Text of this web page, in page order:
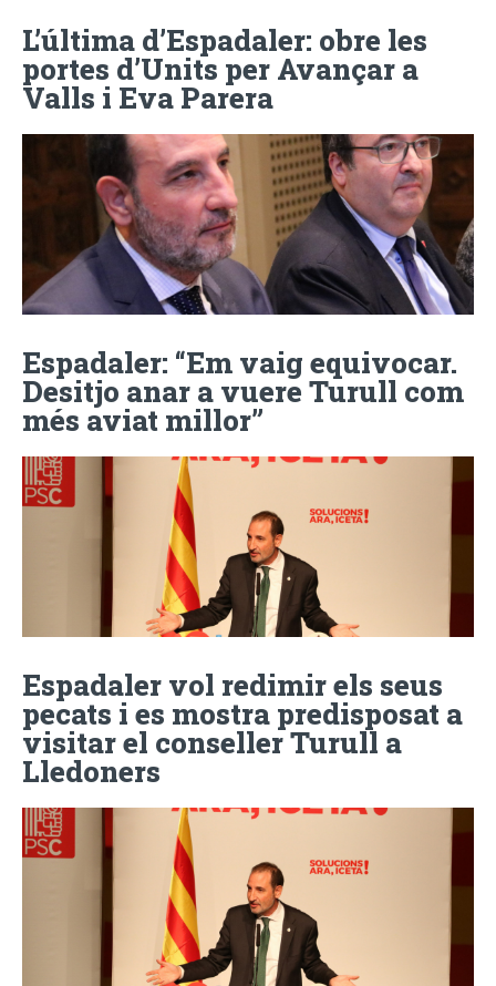
L’última d’Espadaler: obre les
portes d’Units per Avançar a
Valls i Eva Parera
Espadaler: “Em vaig equivocar.
Desitjo anar a vuere Turull com
més aviat millor”
Espadaler vol redimir els seus
pecats i es mostra predisposat a
visitar el conseller Turull a
Lledoners